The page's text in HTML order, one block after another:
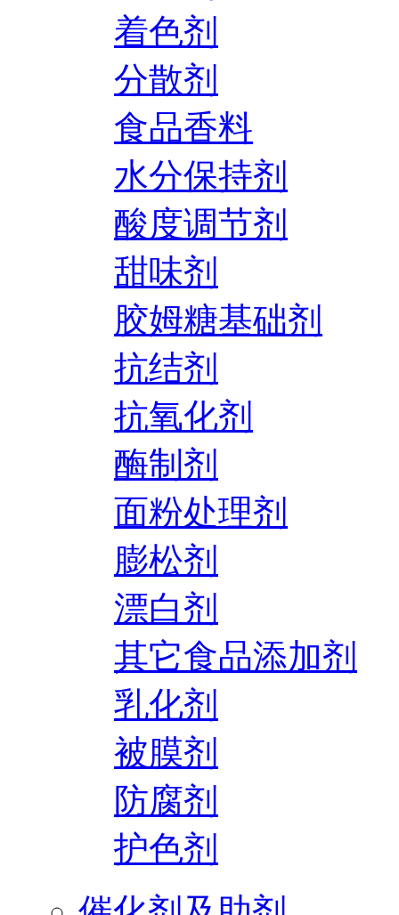
着色剂
分散剂
食品香料
水分保持剂
酸度调节剂
甜味剂
胶姆糖基础剂
抗结剂
抗氧化剂
酶制剂
面粉处理剂
膨松剂
漂白剂
其它食品添加剂
乳化剂
被膜剂
防腐剂
护色剂